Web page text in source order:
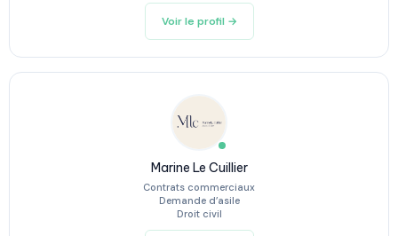
Voir le profil →
Marine Le Cuillier
Contrats commerciaux
Demande d’asile
Droit civil